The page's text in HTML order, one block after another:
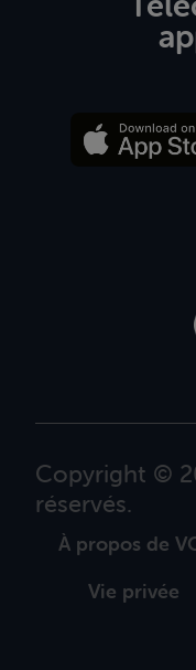
Copyright ©
réservés.
À propos de
Vie privée